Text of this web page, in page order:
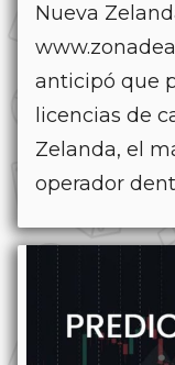
Nueva
anticipó que
licencias de
Zelanda, el
operador